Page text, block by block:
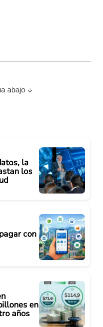
abajo
la
los
con
en
años